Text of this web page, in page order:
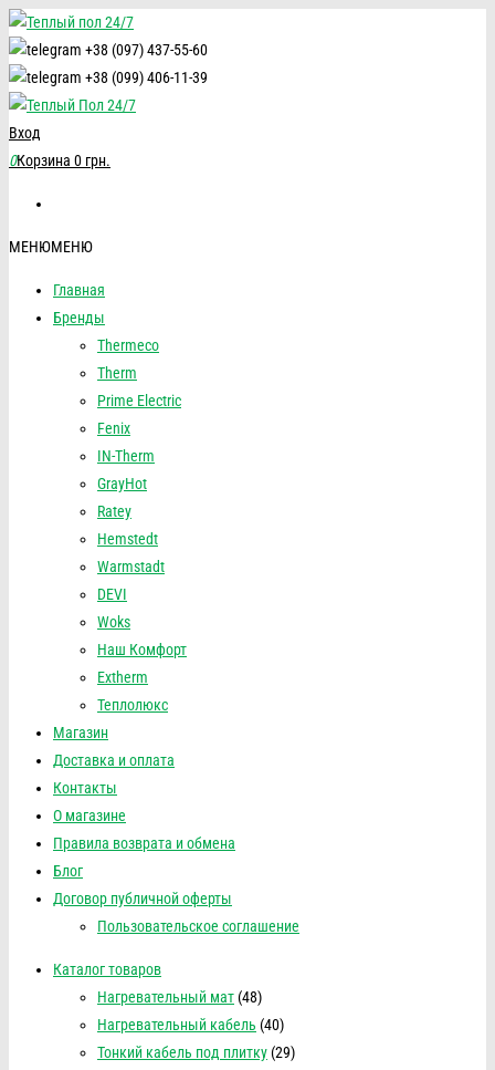
+38 (097) 437-55-60
+38 (099) 406-11-39
Вход
0Корзина 0 грн.
МЕНЮМЕНЮ
Главная
Бренды
Thermeco
Therm
Prime Electric
Fenix
IN-Therm
GrayHot
Ratey
Hemstedt
Warmstadt
DEVI
Woks
Наш Комфорт
Extherm
Теплолюкс
Магазин
Доставка и оплата
Контакты
О магазине
Правила возврата и обмена
Блог
Договор публичной оферты
Пользовательское соглашение
Каталог товаров
Нагревательный мат (48)
Нагревательный кабель (40)
Тонкий кабель под плитку (29)